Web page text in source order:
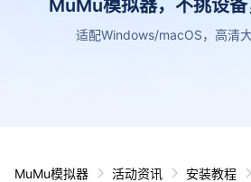
MuMu模拟器，不挑设备
适配Windows/macOS，高清
MuMu模拟器 活动资讯 安装教程